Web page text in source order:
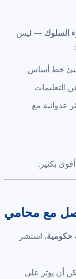
السلوك — ليس
خط أساس
التعليمات
عدوانية مع
بكثير.
مع محامي
حكومية، استشر
أن يؤثر على